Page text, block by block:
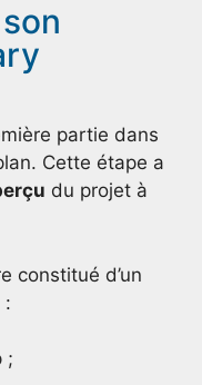
partie dans
Cette étape a
du projet à
constitué d’un
:
;